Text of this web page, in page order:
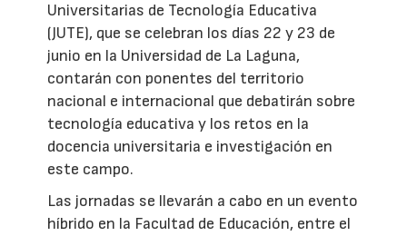
Universitarias de Tecnología Educativa
(JUTE), que se celebran los días 22 y 23 de
junio en la Universidad de La Laguna,
contarán con ponentes del territorio
nacional e internacional que debatirán sobre
tecnología educativa y los retos en la
docencia universitaria e investigación en
este campo.
Las jornadas se llevarán a cabo en un evento
híbrido en la Facultad de Educación, entre el